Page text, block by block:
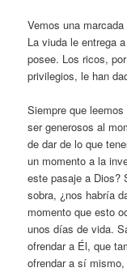
Vemos una
La viuda le entrega
posee. Los ricos,
privilegios, le han
Siempre que
ser generosos al
de dar de lo que
un momento a la
este pasaje a Dios?
sobra, ¿nos habría
momento que esto
unos días de vida.
ofrendar a Él, que
ofrendar a sí